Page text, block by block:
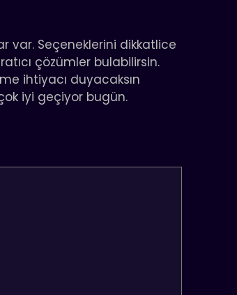
var. Seçeneklerini dikkatlice
çözümler bulabilirsin.
ihtiyacı duyacaksın
iyi geçiyor bugün.